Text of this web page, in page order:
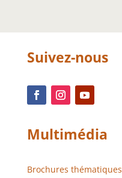
Suivez-nous
Multimédia
Brochures thématiques